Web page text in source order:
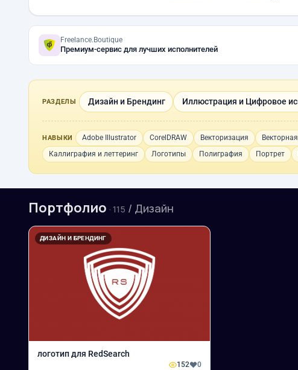
Freelance.Boutique
Премиум-сервис для лучших исполнителей
РАЗДЕЛЫ Дизайн и Брендинг Иллюстрация и Цифровое
НАВЫКИ Adobe Illustrator CorelDRAW Векторизация
Каллиграфия и леттеринг
Логотипы Полиграфия Портрет
Портфолио · 115 / Дизайн
ДИЗАЙН И БРЕНДИНГ
логотип для RedSearch
152 0